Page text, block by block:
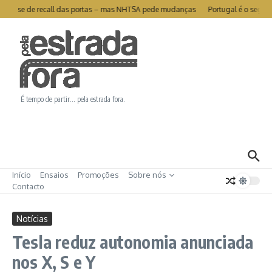
Ir para o conteúdo
se de recall das portas – mas NHTSA pede mudanças Portugal é o
É tempo de partir… pela estrada fora.
Início Ensaios Promoções
Sobre nós
Contacto
Notícias
Tesla reduz autonomia anunciada
nos X, S e Y